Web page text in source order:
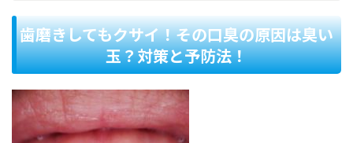
歯磨きしてもクサイ！その口臭の原因は臭い
玉？対策と予防法！